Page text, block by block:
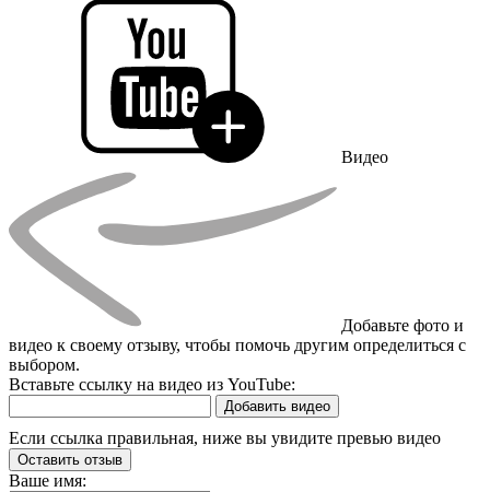
Видео
Добавьте фото и
видео к своему отзыву, чтобы помочь другим определиться с
выбором.
Вставьте ссылку на видео из YouTube:
Добавить видео
Если ссылка правильная, ниже вы увидите превью видео
Оставить отзыв
Ваше имя: